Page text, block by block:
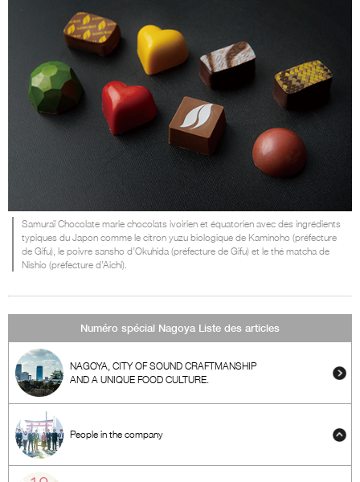
Samuraï Chocolate marie chocolats ivoirien et équatorien avec des ingrédients
typiques du Japon comme le citron yuzu biologique de Kaminoho (préfecture
de Gifu), le poivre sansho d’Okuhida (préfecture de Gifu) et le thé matcha de
Nishio (préfecture d’Aichi).
Numéro spécial Nagoya Liste des articles
NAGOYA, CITY OF SOUND CRAFTMANSHIP
AND A UNIQUE FOOD CULTURE.
People in the company